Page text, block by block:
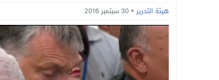
هيئة التحرير 30 سبتمبر 2016